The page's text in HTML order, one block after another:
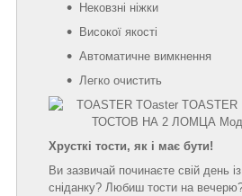
Нековзні ніжки
Високої якості
Автоматичне вимкнення
Легко очистить
Хрусткі тости, як і має бути!
Ви зазвичай починаєте свій день
сніданку? Любиш тости на